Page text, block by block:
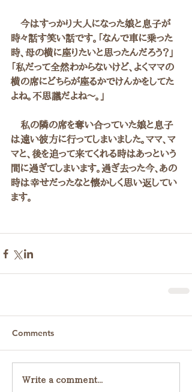
今はすっかり大人になった娘と息子が
時々話す笑い話です。「なんで車に乗った
時、母の横に座りたいと思ったんだろう？」
「私だって全然わからないけど、よくママの
横の席にどちらが座るかでけんかをしてた
よね。不思議だよね～。」
私の隣の席を奪い合っていた娘と息子
は遠い彼方に行ってしまいました。ママ、マ
マと、後を追って来てくれる時はあっという
間に過ぎてしまいます。過ぎ去った今、あの
時は幸せだったなと懐かしく思い返してい
ます。
Comments
Write a comment...